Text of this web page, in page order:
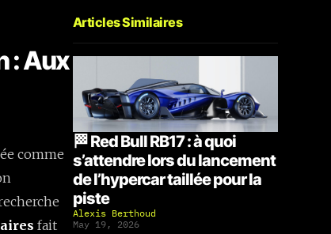
: Aux
comme
fait
Articles Similaires
🏁 Red Bull RB17 : à quoi
s’attendre lors du lancement
de l’hypercar taillée pour la
piste
Alexis Berthoud
May 19, 2026